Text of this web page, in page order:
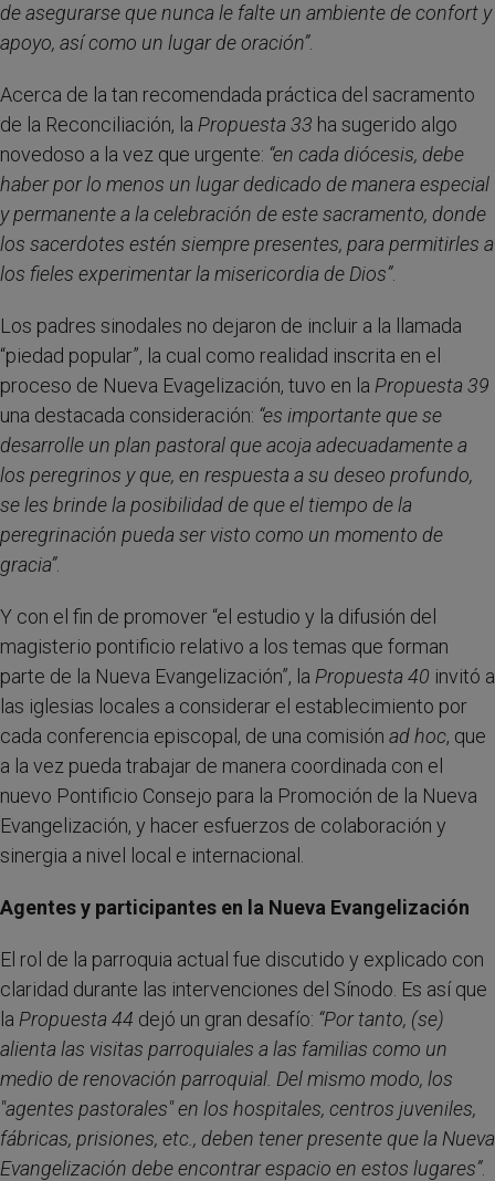
de asegurarse que nunca le falte un ambiente de confort y
apoyo, así como un lugar de oración”.
Acerca de la tan recomendada práctica del sacramento
de la Reconciliación, la Propuesta 33 ha sugerido algo
novedoso a la vez que urgente: “en cada diócesis, debe
haber por lo menos un lugar dedicado de manera especial
y permanente a la celebración de este sacramento, donde
los sacerdotes estén siempre presentes, para permitirles a
los fieles experimentar la misericordia de Dios”.
Los padres sinodales no dejaron de incluir a la llamada
“piedad popular”, la cual como realidad inscrita en el
proceso de Nueva Evagelización, tuvo en la Propuesta 39
una destacada consideración: “es importante que se
desarrolle un plan pastoral que acoja adecuadamente a
los peregrinos y que, en respuesta a su deseo profundo,
se les brinde la posibilidad de que el tiempo de la
peregrinación pueda ser visto como un momento de
gracia”.
Y con el fin de promover “el estudio y la difusión del
magisterio pontificio relativo a los temas que forman
parte de la Nueva Evangelización”, la Propuesta 40 invitó a
las iglesias locales a considerar el establecimiento por
cada conferencia episcopal, de una comisión ad hoc, que
a la vez pueda trabajar de manera coordinada con el
nuevo Pontificio Consejo para la Promoción de la Nueva
Evangelización, y hacer esfuerzos de colaboración y
sinergia a nivel local e internacional.
Agentes y participantes en la Nueva Evangelización
El rol de la parroquia actual fue discutido y explicado con
claridad durante las intervenciones del Sínodo. Es así que
la Propuesta 44 dejó un gran desafío: “Por tanto, (se)
alienta las visitas parroquiales a las familias como un
medio de renovación parroquial. Del mismo modo, los
"agentes pastorales" en los hospitales, centros juveniles,
fábricas, prisiones, etc., deben tener presente que la Nueva
Evangelización debe encontrar espacio en estos lugares”.